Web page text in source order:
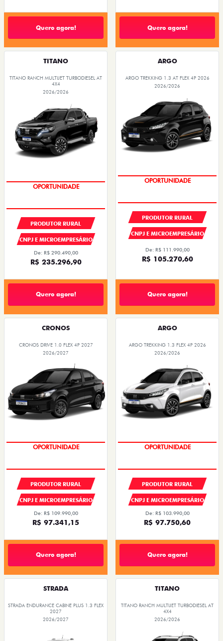
Quero agora! Quero agora!
TITANO
TITANO RANCH MULTIJET TURBODIESEL AT
4X4
2026/2026
CONDIÇÃO IMPERDÍVEL
PRODUTOR RURAL
CNPJ E MICROEMPRESÁRIO
De: R$ 290.490,00
R$ 235.296,90
Quero agora!
ARGO
ARGO TREKKING 1.3 AT FLEX 4P 2026
2026/2026
CONDIÇÃO IMPERDÍVEL
PRODUTOR RURAL
CNPJ E MICROEMPRESÁRIO
De: R$ 111.990,00
R$ 105.270,60
Quero agora!
CRONOS
CRONOS DRIVE 1.0 FLEX 4P 2027
2026/2027
OPORTUNIDADE
PRODUTOR RURAL
CNPJ E MICROEMPRESÁRIO
De: R$ 109.990,00
R$ 97.341,15
Quero agora!
ARGO
ARGO TREKKING 1.3 FLEX 4P 2026
2026/2026
CONDIÇÃO IMPERDÍVEL
PRODUTOR RURAL
CNPJ E MICROEMPRESÁRIO
De: R$ 103.990,00
R$ 97.750,60
Quero agora!
STRADA
STRADA ENDURANCE CABINE PLUS 1.3 FLEX
2027
2026/2027
TITANO
TITANO RANCH MULTIJET TURBODIESEL AT
4X4
2026/2026